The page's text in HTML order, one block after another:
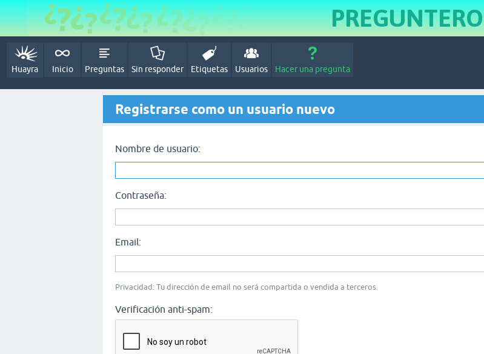
PREGUNTERO
Huayra Inicio Preguntas Sin responder Etiquetas Usuarios Hacer una pregunta
Registrarse como un usuario nuevo
Nombre de usuario:
Contraseña:
Email:
Privacidad: Tu dirección de email no será compartida o vendida a terceros.
Verificación anti-spam: